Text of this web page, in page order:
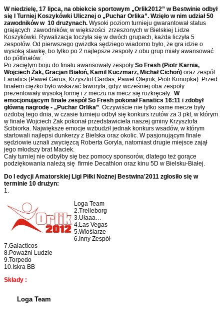
W niedzielę, 17 lipca, na obiekcie sportowym „Orlik2012” w Bestwinie odbył
się I Turniej Koszykówki Ulicznej o „Puchar Orlika”. Wzięło w nim udział 50
zawodników w 10 drużynach. Wysoki poziom turnieju gwarantował status
grających zawodników, w większości zrzeszonych w Bielskiej Lidze
Koszykówki. Rywalizacja toczyła się w dwóch grupach, każda liczyła 5
zespołów. Od pierwszego gwizdka sędziego wiadomo było, że gra idzie o
wysoką stawkę, bo tylko po 2 najlepsze zespoły z obu grup miały awansować
do półfinałów.
Po zaciętym boju do finału awansowały zespoły So Fresh (Piotr Karnia,
Wojciech Żak, Gracjan Białoń, Kamil Kuczmarz, Michał Cichoń) oraz zespół
Fanatics (Paweł Garus, Krzysztof Gardas, Paweł Olejnik, Piotr Konopka). Przed
finałem ciężko było wskazać faworyta, gdyż wcześniej oba zespoły
prezentowały wysoką formę i z meczu na mecz się rozkręcały. W
emocjonującym finale zespół So Fresh pokonał Fanatics 16:11 i zdobył
główną nagrodę - „Puchar Orlika”. Oczywiście nie tylko same mecze były
ozdobą tego dnia, w czasie turnieju odbył się konkurs rzutów za 3 pkt, w którym
w finale Wojciech Żak pokonał przedstawiciela naszej gminy Krzysztofa
Ścibiorka. Największe emocje wzbudził jednak konkurs wsadów, w którym
startowali najlepsi dunkerzy z Bielska oraz okolic. W pasjonującym finale
sędziowie uznali zwycięzcą Roberta Goryla, natomiast drugie miejsce zajął
jego młodszy brat Maciek.
Cały turniej nie odbyłby się bez pomocy sponsorów, dlatego też gorące
podziękowania należą się firmie Decathlon oraz kinu 5D w Bielsku-Białej.
Do I edycji Amatorskiej Ligi Piłki Nożnej Bestwina'2011 zgłosiło się w
terminie 10 drużyn:
1.
Loga Team
2.Trelleborg
3.Ułaaa…
4.Las Vegas
5.Wioślarze
6.Inny Zespół
7.Galacticos
8.Poważni Ludzie
9.Torpedo
10.Iskra BB
Składy :
Loga Team